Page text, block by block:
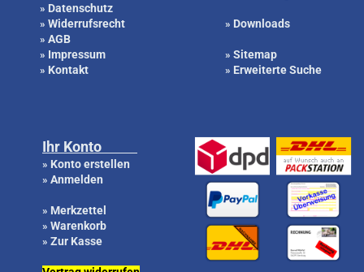
» Datenschutz
» Widerrufsrecht
» AGB
» Impressum
» Kontakt
» Downloads
» Sitemap
» Erweiterte Suche
Ihr Konto
» Konto erstellen
» Anmelden
» Merkzettel
» Warenkorb
» Zur Kasse